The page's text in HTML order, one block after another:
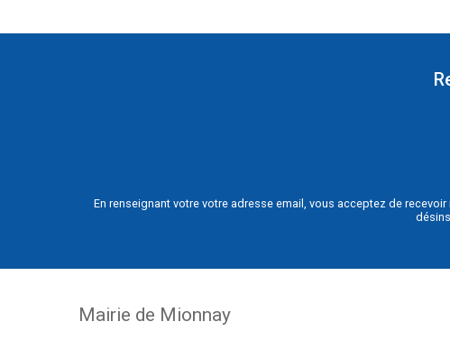
En renseignant votre votre adresse email, vous acceptez de
Mairie de Mionnay